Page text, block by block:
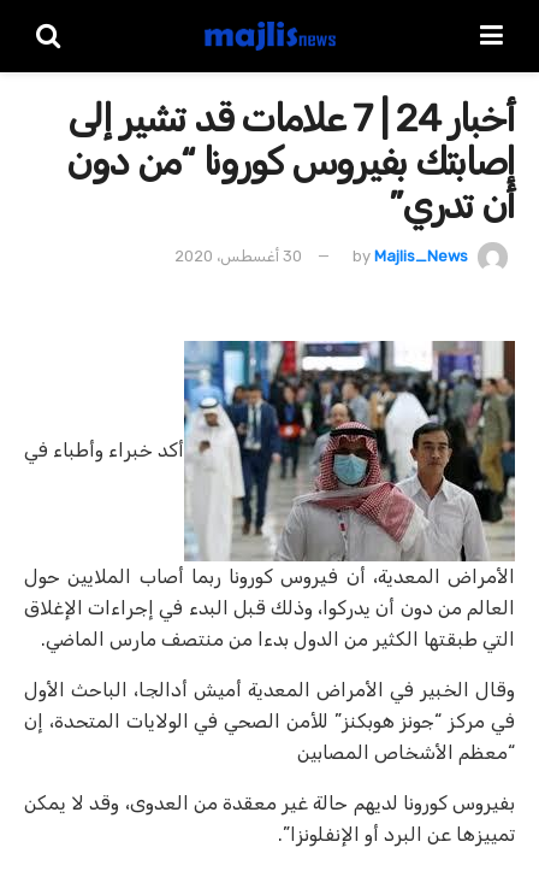
أخبار 24 | 7 علامات قد تشير إلى
إصابتك بفيروس كورونا “من دون
أن تدري”
by Majlis_News 30 أغسطس، 2020
أكد خبراء وأطباء في
الأمراض المعدية، أن فيروس كورونا ربما أصاب الملايين حول
العالم من دون أن يدركوا، وذلك قبل البدء في إجراءات الإغلاق
التي طبقتها الكثير من الدول بدءا من منتصف مارس الماضي.
وقال الخبير في الأمراض المعدية أميش أدالجا، الباحث الأول
في مركز “جونز هوبكنز” للأمن الصحي في الولايات المتحدة، إن
“معظم الأشخاص المصابين
بفيروس كورونا لديهم حالة غير معقدة من العدوى، وقد لا يمكن
تمييزها عن البرد أو الإنفلونزا”.